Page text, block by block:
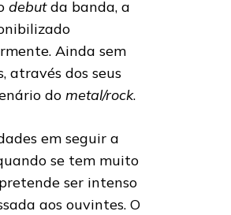
debutda banda, a
Ainda sem
através dos seus
do metal/rock.
em seguir a
se tem muito
ser intenso
aos ouvintes. O